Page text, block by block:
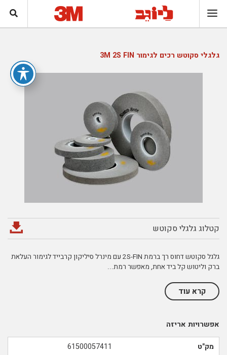
גלגלי סקוטש רכים לגימור 3M 2S FIN
קטלוג גלגלי סקוטש
גלגל סקוטש דחוס רך ברמת 2S-FIN עם מינרל סיליקון קרבייד לגימור העלאת
ברק וליטוש קל ביד אחת, מאפשר רמת...
קרא עוד
אפשרויות אריזה
מק"ט
61500057411